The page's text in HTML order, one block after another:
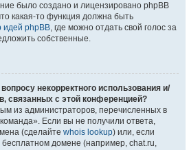
было создано и лицензировано phpBB
какая-то функция должна быть
идей phpBB, где можно отдать свой голос за
собственные.
некорректного использования и/
связанных с этой конференцией?
из администраторов, перечисленных в
Если вы не получили ответа,
(сделайте whois lookup) или, если
домене (например, chat.ru,